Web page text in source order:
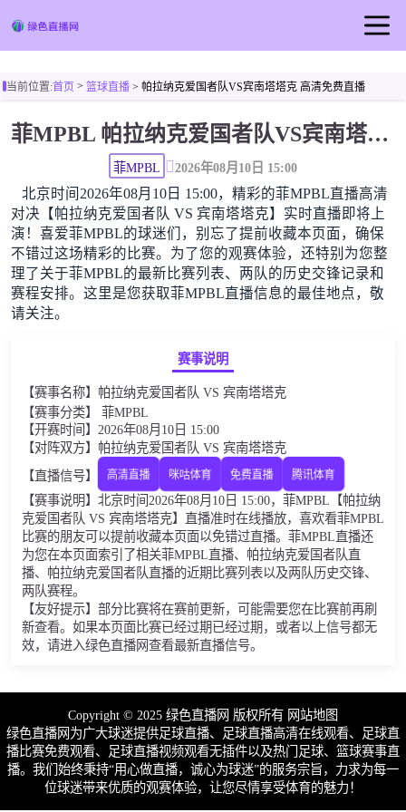
篮球直播
当前位置:首页> 篮球直播> 帕拉纳克爱国者队VS宾南塔塔克 高清免费直播
菲MPBL 帕拉纳克爱国者队VS宾南塔塔克高清直播免费观看
菲MPBL 2026年08月10日 15:00
北京时间2026年08月10日 15:00，精彩的菲MPBL直播高清
对决【帕拉纳克爱国者队 VS 宾南塔塔克】实时直播即将上
演！喜爱菲MPBL的球迷们，别忘了提前收藏本页面，确保
不错过这场精彩的比赛。为了您的观赛体验，还特别为您整
理了关于菲MPBL的最新比赛列表、两队的历史交锋记录和
赛程安排。这里是您获取菲MPBL直播信息的最佳地点，敬
请关注。
赛事说明
【赛事名称】帕拉纳克爱国者队 VS 宾南塔塔克
【赛事分类】 菲MPBL
【开赛时间】2026年08月10日 15:00
【对阵双方】帕拉纳克爱国者队 VS 宾南塔塔克
【直播信号】
高清直播 咪咕体育 免费直播 腾讯体育
【赛事说明】北京时间2026年08月10日 15:00，菲MPBL【帕拉纳
克爱国者队 VS 宾南塔塔克】直播准时在线播放，喜欢看菲MPBL
比赛的朋友可以提前收藏本页面以免错过直播。菲MPBL直播还
为您在本页面索引了相关菲MPBL直播、帕拉纳克爱国者队直
播、帕拉纳克爱国者队直播的近期比赛列表以及两队历史交锋、
两队赛程。
【友好提示】部分比赛将在赛前更新，可能需要您在比赛前再刷
新查看。如果本页面比赛已经过期已经过期，或者以上信号都无
效，请进入绿色直播网查看最新直播信号。
Copyright © 2025 绿色直播网 版权所有 网站地图
绿色直播网为广大球迷提供足球直播、足球直播高清在线观看、足球直
播比赛免费观看、足球直播视频观看无插件以及热门足球、篮球赛事直
播。我们始终秉持“用心做直播，诚心为球迷”的服务宗旨，力求为每一
位球迷带来优质的观赛体验，让您尽情享受体育的魅力！